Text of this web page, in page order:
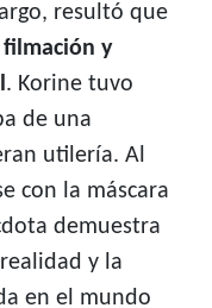
resultó que
y
. Korine tuvo
de una
utilería. Al
con la máscara
demuestra
y la
en el mundo